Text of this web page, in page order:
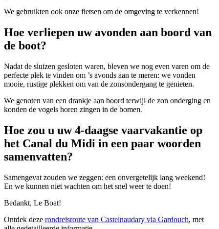
We gebruikten ook onze fietsen om de omgeving te verkennen!
Hoe verliepen uw avonden aan boord van
de boot?
Nadat de sluizen gesloten waren, bleven we nog even varen om de
perfecte plek te vinden om ’s avonds aan te meren: we vonden
mooie, rustige plekken om van de zonsondergang te genieten.
We genoten van een drankje aan boord terwijl de zon onderging en
konden de vogels horen zingen in de bomen.
Hoe zou u uw 4‑daagse vaarvakantie op
het Canal du Midi in een paar woorden
samenvatten?
Samengevat zouden we zeggen: een onvergetelijk lang weekend!
En we kunnen niet wachten om het snel weer te doen!
Bedankt, Le Boat!
Ontdek deze rondreisroute van Castelnaudary via Gardouch, met